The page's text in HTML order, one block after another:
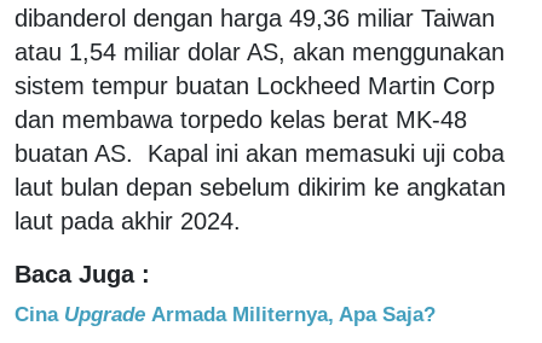
dibanderol dengan harga 49,36 miliar Taiwan
atau 1,54 miliar dolar AS, akan menggunakan
sistem tempur buatan Lockheed Martin Corp
dan membawa torpedo kelas berat MK-48
buatan AS. Kapal ini akan memasuki uji coba
laut bulan depan sebelum dikirim ke angkatan
laut pada akhir 2024.
Baca Juga :
Cina Upgrade Armada Militernya, Apa Saja?